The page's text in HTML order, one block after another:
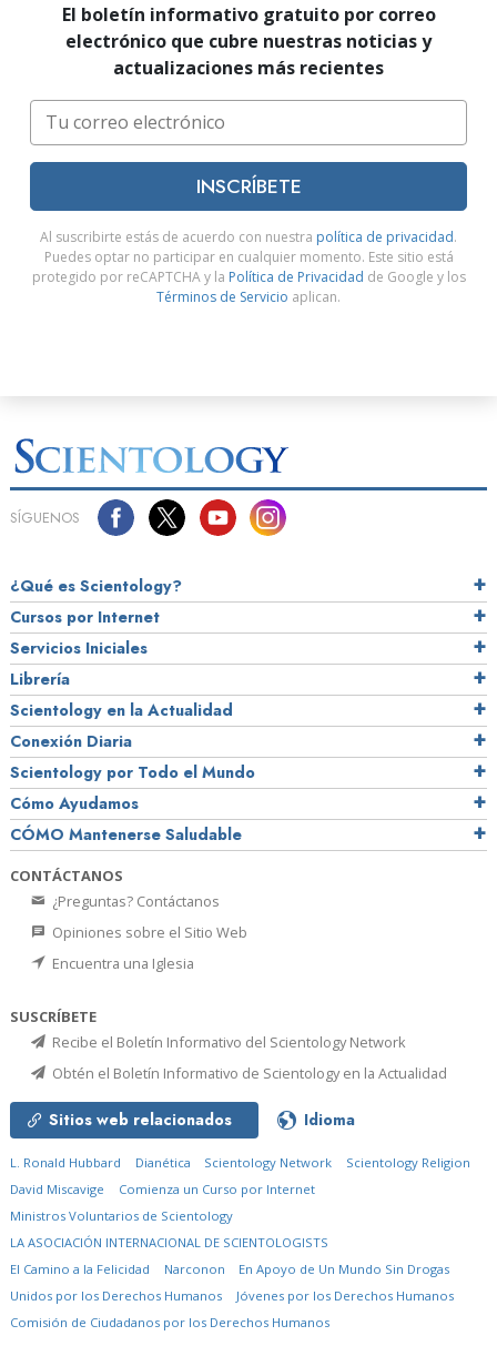
El boletín informativo gratuito por correo
electrónico que cubre nuestras noticias y
actualizaciones más recientes
INSCRÍBETE
Al suscribirte estás de acuerdo con nuestra política de privacidad.
Puedes optar no participar en cualquier momento. Este sitio está
protegido por reCAPTCHA y la Política de Privacidad de Google y los
Términos de Servicio aplican.
SÍGUENOS
¿Qué es Scientology?
Cursos por Internet
Servicios Iniciales
Librería
Scientology en la Actualidad
Conexión Diaria
Scientology por Todo el Mundo
Cómo Ayudamos
CÓMO Mantenerse Saludable
CONTÁCTANOS
¿Preguntas? Contáctanos
Opiniones sobre el Sitio Web
Encuentra una Iglesia
SUSCRÍBETE
Recibe el Boletín Informativo del Scientology Network
Obtén el Boletín Informativo de Scientology en la Actualidad
Sitios web relacionados Idioma
L. Ronald Hubbard Dianética Scientology Network
Scientology Religion
David Miscavige
Comienza un Curso por Internet
Ministros Voluntarios de Scientology
LA ASOCIACIÓN INTERNACIONAL DE SCIENTOLOGISTS
El Camino a la Felicidad
Narconon
En Apoyo de Un Mundo Sin Drogas
Unidos por los Derechos Humanos
Jóvenes por los Derechos Humanos
Comisión de Ciudadanos por los Derechos Humanos